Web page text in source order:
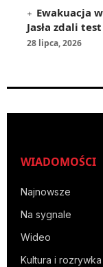
Ewakuacja
Jasła zdali
28 lipca, 2026
WIADOMOŚCI
Najnowsze
Na sygnale
Wideo
Kultura i rozrywka